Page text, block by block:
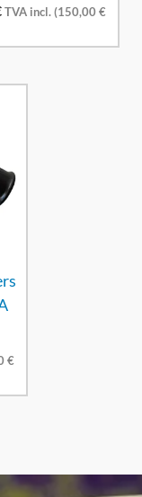
TVA incl. (150,00€
€